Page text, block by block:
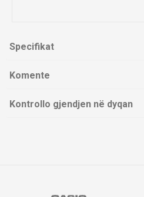
Specifikat
Komente
Kontrollo gjendjen në dyqan